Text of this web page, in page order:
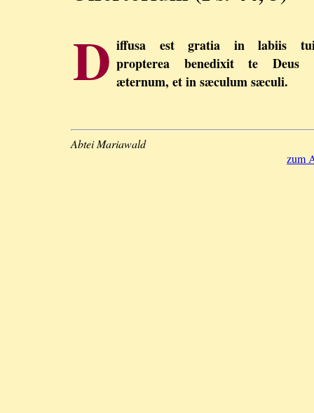
D iffusa est gratia in labiis
propterea benedixit te Deus
æternum, et in sæculum sæculi.
Abtei Mariawald
zum